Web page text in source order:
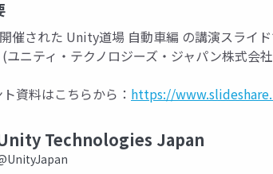
催された Unity道場 自動車編 の講演スライド
ユニティ・テクノロジーズ・ジャパン株式会
資料はこちらから： https://
Technologies Japan